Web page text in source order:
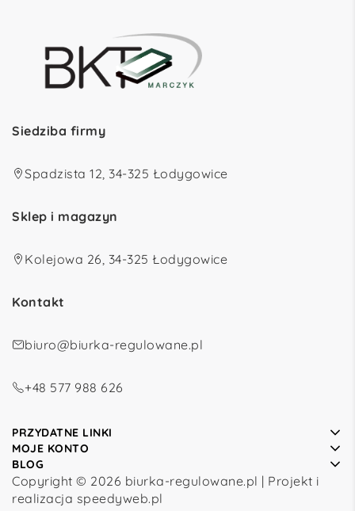
Siedziba firmy
Spadzista 12, 34-325 Łodygowice
Sklep i magazyn
Kolejowa 26, 34-325 Łodygowice
Kontakt
biuro@biurka-regulowane.pl
+48 577 988 626
PRZYDATNE LINKI
MOJE KONTO
BLOG
Copyright © 2026 biurka-regulowane.pl | Projekt i
realizacja speedyweb.pl